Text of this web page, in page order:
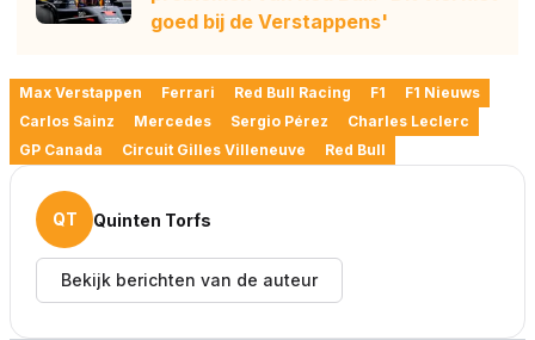
goed bij de Verstappens'
Max Verstappen Ferrari Red Bull Racing F1
F1 Nieuws
Carlos Sainz
Mercedes Sergio Pérez
Charles Leclerc
GP Canada
Circuit Gilles Villeneuve Red Bull
QT Quinten Torfs
Bekijk berichten van de auteur